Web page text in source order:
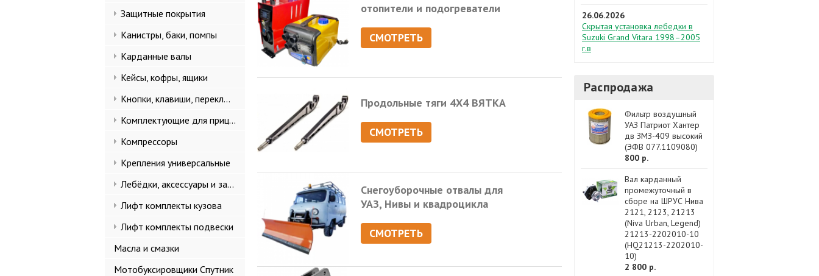
Защитные покрытия
Канистры, баки, помпы
Карданные валы
Кейсы, кофры, ящики
Кнопки, клавиши, переключатели
Комплектующие для прицепов
Компрессоры
Крепления универсальные
Лебёдки, аксессуары и запчасти
Лифт комплекты кузова
Лифт комплекты подвески
Масла и смазки
Мотобуксировщики Спутник
отопители и подогреватели
СМОТРЕТЬ
Продольные тяги 4Х4 ВЯТКА
СМОТРЕТЬ
Снегоуборочные отвалы для
УАЗ, Нивы и квадроцикла
СМОТРЕТЬ
26.06.2026
Скрытая установка лебедки в
Suzuki Grand Vitara 1998–2005
г.в
Распродажа
Фильтр воздушный
УАЗ Патриот Хантер
дв ЗМЗ-409 высокий
(ЭФВ 077.1109080)
800 р.
Вал карданный
промежуточный в
сборе на ШРУС Нива
2121, 2123, 21213
(Niva Urban, Legend)
21213-2202010-10
(HQ21213-2202010-
10)
2 800 р.